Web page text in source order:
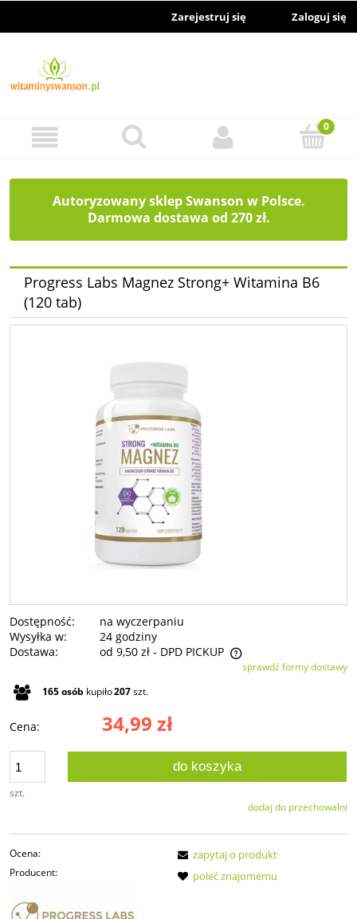
Zarejestruj się Zaloguj się
Autoryzowany sklep Swanson w Polsce.
Darmowa dostawa od 270 zł.
Progress Labs Magnez Strong+ Witamina B6
(120 tab)
Dostępność:
na wyczerpaniu
Wysyłka w:
24 godziny
Dostawa:
od 9,50 zł - DPD PICKUP
Cena nie zawiera ewentualnych kosztów płatnościsprawdź formy dostawy
165osób kupiło207szt.
Cena: 34,99 zł
szt.
do koszyka
dodaj do przechowalni
Ocena:
Producent:
zapytaj o produkt
poleć znajomemu